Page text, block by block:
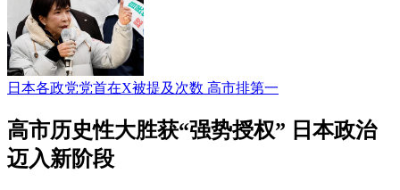
日本各政党党首在X被提及次数 高市排第一
高市历史性大胜获“强势授权” 日本政治
迈入新阶段